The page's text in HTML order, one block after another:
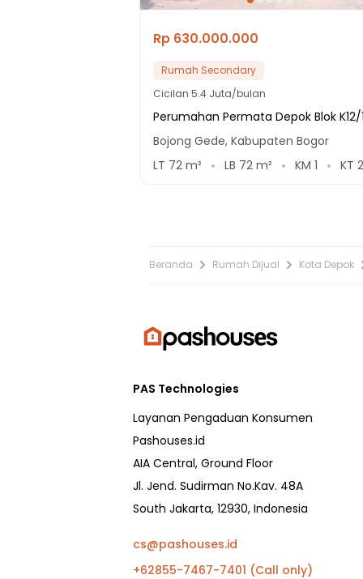
Rp 630.000.000
Rumah Secondary
Cicilan 5.4 Juta/bulan
Perumahan Permata Depok Blok K12/
Bojong Gede, Kabupaten Bogor
LT 72 m² LB 72 m² KM 1 KT 2
Beranda Rumah Dijual Kota Depok
PAS Technologies
Layanan Pengaduan Konsumen
Pashouses.id
AIA Central, Ground Floor
Jl. Jend. Sudirman No.Kav. 48A
South Jakarta, 12930, Indonesia
cs@pashouses.id
+62855-7467-7401 (Call only)